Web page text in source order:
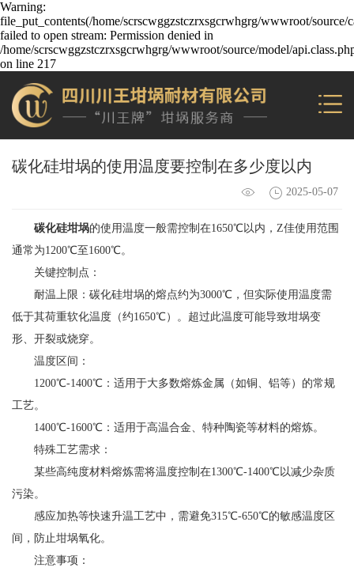
Warning:
file_put_contents(/home/scrscwggzstczrxsgcrwhgrg/wwwroot/source/
failed to open stream: Permission denied in
/home/scrscwggzstczrxsgcrwhgrg/wwwroot/source/model/
on line 217
碳化硅坩埚的使用温度要控制在多少度以内
2025-05-07
碳化硅坩埚的使用温度一般需控制在1650℃以内，Z佳使用范围
通常为1200℃至1600℃。
关键控制点：
耐温上限：碳化硅坩埚的熔点约为3000℃，但实际使用温度需
低于其荷重软化温度（约1650℃）。超过此温度可能导致坩埚变
形、开裂或烧穿。
温度区间：
1200℃-1400℃：适用于大多数熔炼金属（如铜、铝等）的常规
工艺。
1400℃-1600℃：适用于高温合金、特种陶瓷等材料的熔炼。
特殊工艺需求：
某些高纯度材料熔炼需将温度控制在1300℃-1400℃以减少杂质
污染。
感应加热等快速升温工艺中，需避免315℃-650℃的敏感温度区
间，防止坩埚氧化。
注意事项：